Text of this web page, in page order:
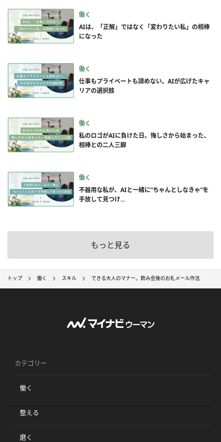
働く
AIは、「正解」ではなく「変わりたい私」の相棒
になった
働く
仕事もプライベートも諦めない。AIが広げたキャ
リアの選択肢
働く
私のロゴがAIに負けた日。悔しさから始まった、
相棒との二人三脚
働く
不器用な私が、AIと一緒に”ちゃんとしなきゃ”を
手放して見つけ...
もっと見る
トップ 働く スキル できる大人のマナー。飲み会後のお礼メール作法
カテゴリー
働く
整える
磨く